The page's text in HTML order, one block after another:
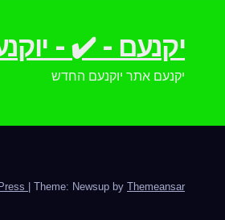
יקנעם - ✔️ -
יקנעם אתר יוקנעם החדש
Theme: Newsup by Themeansar